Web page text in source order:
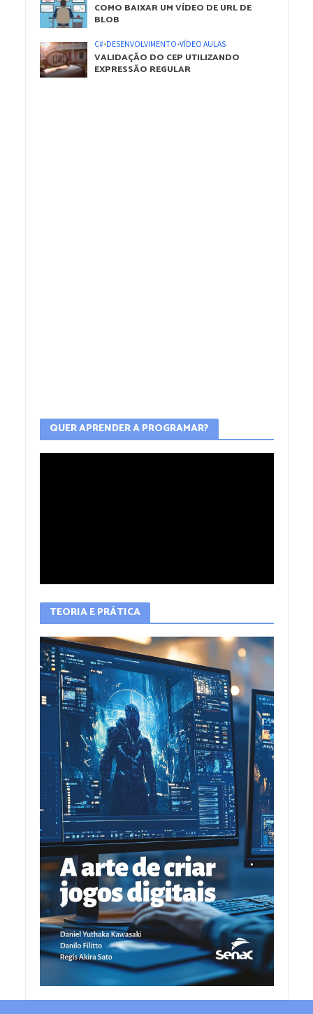
COMO BAIXAR UM VÍDEO DE URL DE
BLOB
C#•DESENVOLVIMENTO•VÍDEO AULAS
VALIDAÇÃO DO CEP UTILIZANDO
EXPRESSÃO REGULAR
QUER APRENDER A PROGRAMAR?
TEORIA E PRÁTICA